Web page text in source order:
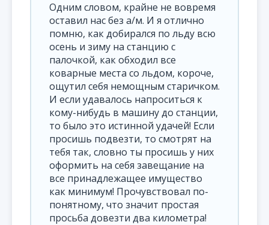
Одним словом, крайне не вовремя
оставил нас без а/м. И я отлично
помню, как добирался по льду всю
осень и зиму на станцию с
палочкой, как обходил все
коварные места со льдом, короче,
ощутил себя немощным старичком.
И если удавалось напроситься к
кому-нибудь в машину до станции,
то было это истинной удачей! Если
просишь подвезти, то смотрят на
тебя так, словно ты просишь у них
оформить на себя завещание на
все принадлежащее имущество
как минимум! Прочувствовал по-
понятному, что значит простая
просьба довезти два километра!